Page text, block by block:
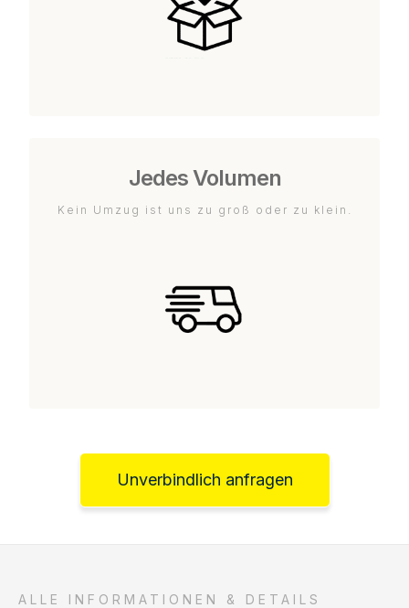
Jedes Volumen
Kein Umzug ist uns zu groß oder zu klein.
Unverbindlich anfragen
ALLE INFORMATIONEN & DETAILS